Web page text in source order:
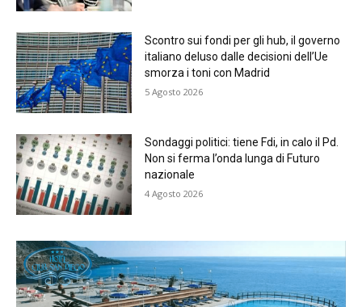
Scontro sui fondi per gli hub, il governo
italiano deluso dalle decisioni dell’Ue
smorza i toni con Madrid
5 Agosto 2026
Sondaggi politici: tiene Fdi, in calo il Pd.
Non si ferma l’onda lunga di Futuro
nazionale
4 Agosto 2026